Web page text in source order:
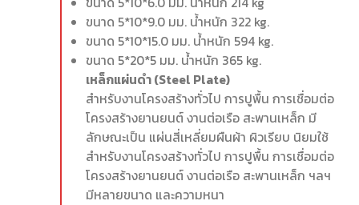
ขนาด 5*10*9.0 มม. น้ำหนัก 322 kg.
ขนาด 5*10*15.0 มม. น้ำหนัก 594 kg.
ขนาด 5*20*5 มม. น้ำหนัก 365 kg.
เหล็กแผ่นดำ (Steel Plate)
สำหรับงานโครงสร้างทั่วไป การปูพื้น การเชื่อมต่อ
โครงสร้างยานยนต์ งานต่อเรือ สะพานเหล็ก มี
ลักษณะเป็น แผ่นสี่เหลี่ยมผืนผ้า ผิวเรียบ นิยมใช้
สำหรับงานโครงสร้างทั่วไป การปูพื้น การเชื่อมต่อ
โครงสร้างยานยนต์ งานต่อเรือ สะพานเหล็ก ฯลฯ
มีหลายขนาด และความหนา